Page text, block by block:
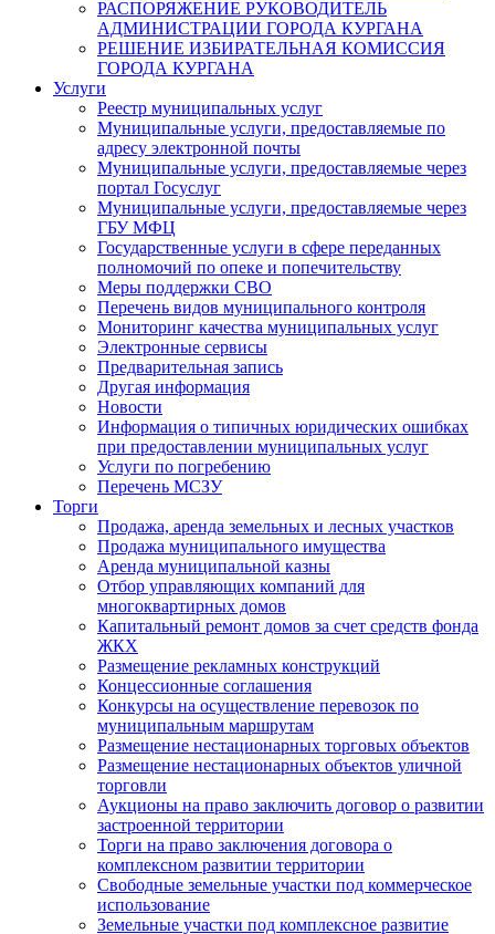
РАСПОРЯЖЕНИЕ РУКОВОДИТЕЛЬ
АДМИНИСТРАЦИИ ГОРОДА КУРГАНА
РЕШЕНИЕ ИЗБИРАТЕЛЬНАЯ КОМИССИЯ
ГОРОДА КУРГАНА
Услуги
Реестр муниципальных услуг
Муниципальные услуги, предоставляемые по
адресу электронной почты
Муниципальные услуги, предоставляемые через
портал Госуслуг
Муниципальные услуги, предоставляемые через
ГБУ МФЦ
Государственные услуги в сфере переданных
полномочий по опеке и попечительству
Меры поддержки СВО
Перечень видов муниципального контроля
Мониторинг качества муниципальных услуг
Электронные сервисы
Предварительная запись
Другая информация
Новости
Информация о типичных юридических ошибках
при предоставлении муниципальных услуг
Услуги по погребению
Перечень МСЗУ
Торги
Продажа, аренда земельных и лесных участков
Продажа муниципального имущества
Аренда муниципальной казны
Отбор управляющих компаний для
многоквартирных домов
Капитальный ремонт домов за счет средств фонда
ЖКХ
Размещение рекламных конструкций
Концессионные соглашения
Конкурсы на осуществление перевозок по
муниципальным маршрутам
Размещение нестационарных торговых объектов
Размещение нестационарных объектов уличной
торговли
Аукционы на право заключить договор о развитии
застроенной территории
Торги на право заключения договора о
комплексном развитии территории
Свободные земельные участки под коммерческое
использование
Земельные участки под комплексное развитие